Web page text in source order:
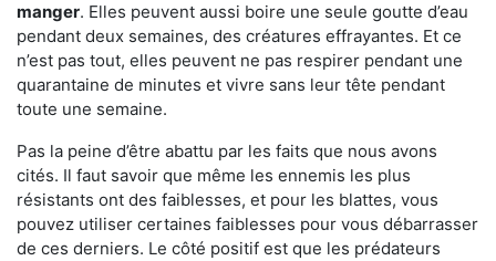
manger. Elles peuvent aussi boire une seule goutte d’eau
pendant deux semaines, des créatures effrayantes. Et ce
n’est pas tout, elles peuvent ne pas respirer pendant une
quarantaine de minutes et vivre sans leur tête pendant
toute une semaine.
Pas la peine d’être abattu par les faits que nous avons
cités. Il faut savoir que même les ennemis les plus
résistants ont des faiblesses, et pour les blattes, vous
pouvez utiliser certaines faiblesses pour vous débarrasser
de ces derniers. Le côté positif est que les prédateurs